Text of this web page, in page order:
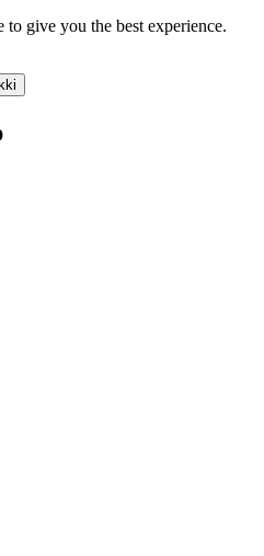
give you the best experience.